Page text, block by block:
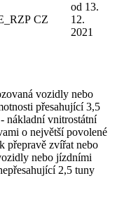
CZ
od 13.
12.
2021
vozidly nebo
přesahující 3,5
nákladní vnitrostátní
o největší povolené
přepravě zvířat nebo
nebo jízdními
2,5 tuny